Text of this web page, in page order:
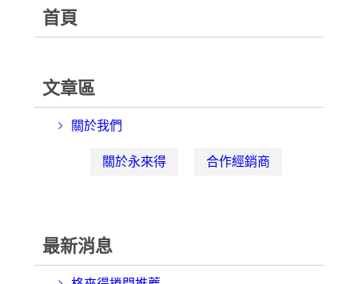
首頁
文章區
關於我們
關於永來得 合作經銷商
最新消息